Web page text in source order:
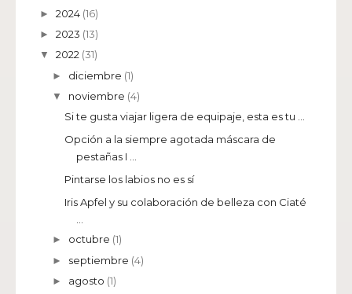
► 2024 (16)
► 2023 (13)
▼ 2022 (31)
► diciembre (1)
▼ noviembre (4)
Si te gusta viajar ligera de equipaje, esta es tu ...
Opción a la siempre agotada máscara de
pestañas I ...
Pintarse los labios no es sí
Iris Apfel y su colaboración de belleza con Ciaté
...
► octubre (1)
► septiembre (4)
► agosto (1)